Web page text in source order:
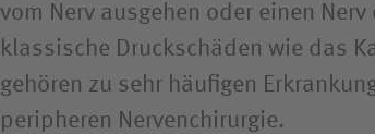
vom Nerv ausgehen oder einen
klassische Druck­schäden wie das
gehören zu sehr häufigen
peripheren Nervenchirurgie.